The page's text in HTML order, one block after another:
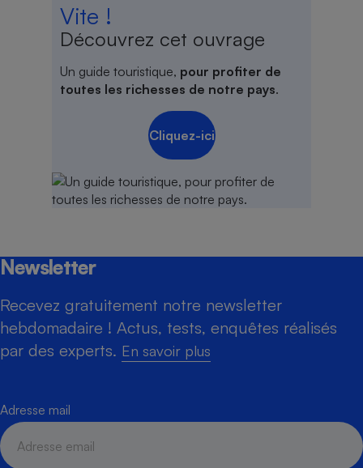
Vite !
Découvrez cet ouvrage
Un guide touristique, pour profiter de
toutes les richesses de notre pays.
Cliquez-ici
Newsletter
Recevez gratuitement notre newsletter
hebdomadaire ! Actus, tests, enquêtes réalisés
par des experts. En savoir plus
Adresse mail